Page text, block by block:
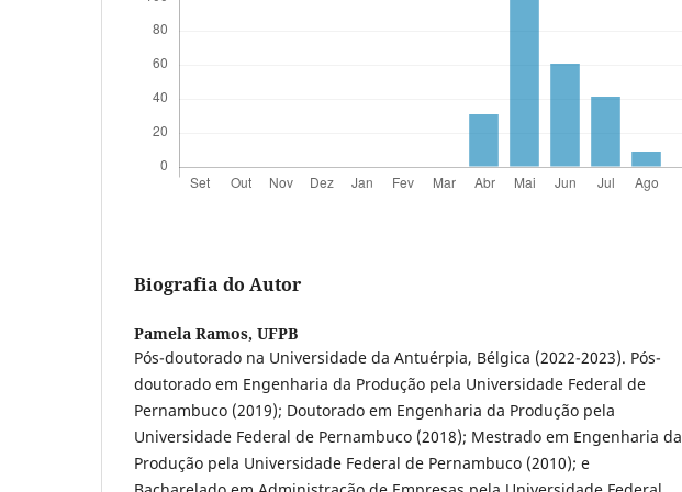
Biografia do Autor
Pamela Ramos, UFPB
Pós-doutorado na Universidade da Antuérpia, Bélgica (2022-2023). Pós-
doutorado em Engenharia da Produção pela Universidade Federal de
Pernambuco (2019); Doutorado em Engenharia da Produção pela
Universidade Federal de Pernambuco (2018); Mestrado em Engenharia da
Produção pela Universidade Federal de Pernambuco (2010); e